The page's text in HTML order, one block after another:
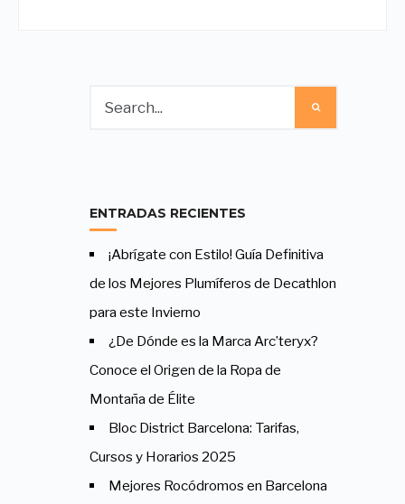
ENTRADAS RECIENTES
¡Abrígate con Estilo! Guía Definitiva
de los Mejores Plumíferos de Decathlon
para este Invierno
¿De Dónde es la Marca Arc’teryx?
Conoce el Origen de la Ropa de
Montaña de Élite
Bloc District Barcelona: Tarifas,
Cursos y Horarios 2025
Mejores Rocódromos en Barcelona